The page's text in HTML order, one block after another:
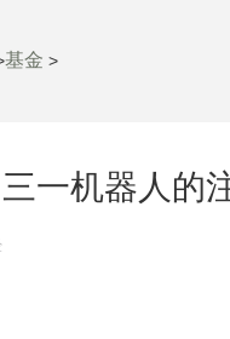
基金 >
一机器人的